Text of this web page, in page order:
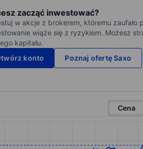
zacząć inwestować?
w akcje z brokerem, któremu zaufało
wiąże się z ryzykiem. Możesz
kapitału.
konto
Poznaj ofertę Saxo
Cena